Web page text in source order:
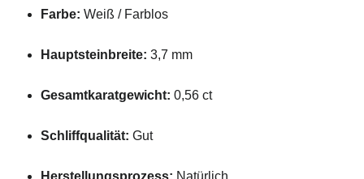
Farbe: Weiß / Farblos
Hauptsteinbreite: 3,7 mm
Gesamtkaratgewicht: 0,56 ct
Schliffqualität: Gut
Herstellungsprozess: Natürlich